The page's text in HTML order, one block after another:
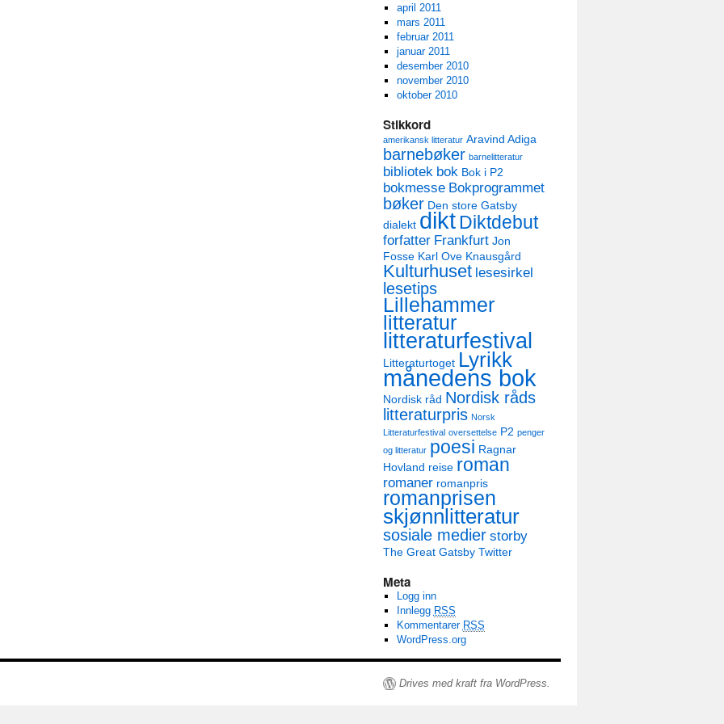
april 2011
mars 2011
februar 2011
januar 2011
desember 2010
november 2010
oktober 2010
Stikkord
amerikansk litteratur Aravind Adiga
barnebøker barnelitteratur
bibliotek bok Bok i P2
bokmesse Bokprogrammet
bøker Den store Gatsby
dialekt diktDiktdebut
forfatter Frankfurt Jon
Fosse Karl Ove Knausgård
Kulturhuset lesesirkel
lesetips
Lillehammer
litteratur
litteraturfestival
Litteraturtoget Lyrikk
månedens bok
Nordisk råd Nordisk råds
litteraturpris Norsk
Litteraturfestival oversettelse P2 penger
og litteratur poesi Ragnar
Hovland reise roman
romaner romanpris
romanprisen
skjønnlitteratur
sosiale medier storby
The Great Gatsby Twitter
Meta
Logg inn
Innlegg RSS
Kommentarer RSS
WordPress.org
Drives med kraft fra WordPress.